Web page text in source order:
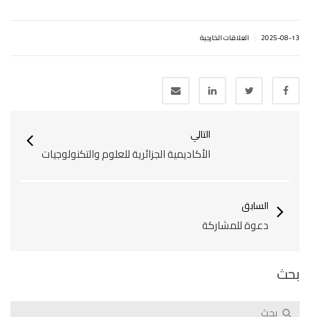
2025-08-13 العلاقات الخارجية
التالي
الأكاديمية الجزائرية للعلوم والتكنولوجيات
السابق
دعوة للمشاركة
بحث